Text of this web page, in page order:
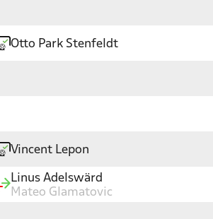
Otto Park Stenfeldt
Vincent Lepon
Linus Adelswärd
Mateo Glamatovic